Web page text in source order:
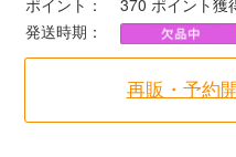
トラムウェイ
ポイント：
370 ポイント獲
発送時期：
再販・予約